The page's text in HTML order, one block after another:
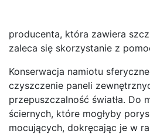
producenta, która zawiera
zaleca się skorzystanie z
Konserwacja namiotu
czyszczenie paneli
przepuszczalność światła. Do
ściernych, które mogłyby
mocujących, dokręcając je w